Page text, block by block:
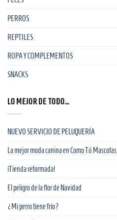
PERROS
REPTILES
ROPA Y COMPLEMENTOS
SNACKS
LO MEJOR DE TODO…
NUEVO SERVICIO DE PELUQUERÍA
La mejor moda canina en Como Tú Mascotas
¡Tienda reformada!
El peligro de la flor de Navidad
¿Mi perro tiene frío?